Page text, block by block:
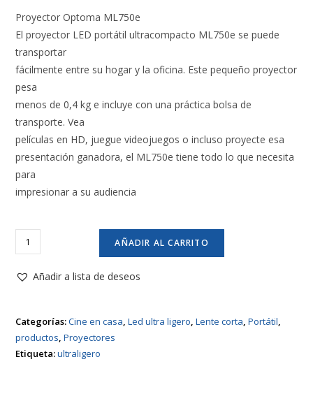
Proyector Optoma ML750e
El proyector LED portátil ultracompacto ML750e se puede
transportar
fácilmente entre su hogar y la oficina. Este pequeño proyector
pesa
menos de 0,4 kg e incluye con una práctica bolsa de
transporte. Vea
películas en HD, juegue videojuegos o incluso proyecte esa
presentación ganadora, el ML750e tiene todo lo que necesita
para
impresionar a su audiencia
Proyector
Optoma
ML750e
cantidad
AÑADIR AL CARRITO
Añadir a lista de deseos
Categorías:Cine en casa,Led ultra ligero,Lente corta,Portátil,
productos,Proyectores
Etiqueta:ultraligero